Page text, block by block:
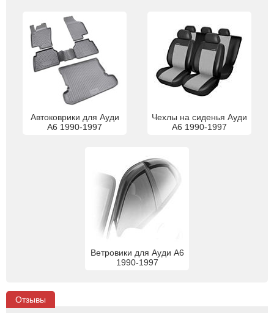
Автоковрики для Ауди
А6 1990-1997
Чехлы на сиденья Ауди
А6 1990-1997
Ветровики для Ауди А6
1990-1997
Отзывы